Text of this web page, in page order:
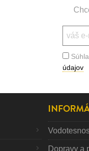
údajov
Dopravy a